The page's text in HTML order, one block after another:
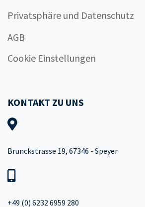
Privatsphäre und Datenschutz
AGB
Cookie Einstellungen
KONTAKT ZU UNS
Brunckstrasse 19, 67346 - Speyer
+49 (0) 6232 6959 280